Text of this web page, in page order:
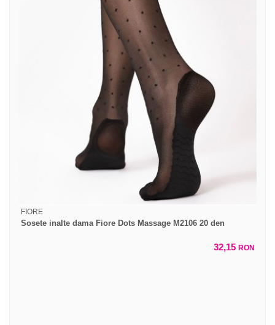
FIORE
Sosete inalte dama Fiore Dots Massage M2106 20 den
32,15 RON